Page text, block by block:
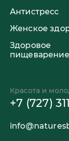
Антистресс
Женское
Здоровое
пищеварение
Красота и
+7 (727)